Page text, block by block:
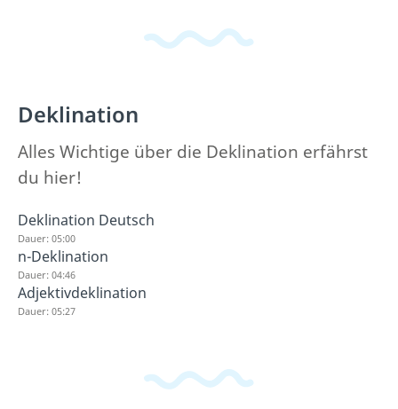
Deklination
Alles Wichtige über die Deklination erfährst
du hier!
Deklination Deutsch
Dauer: 05:00
n-Deklination
Dauer: 04:46
Adjektivdeklination
Dauer: 05:27